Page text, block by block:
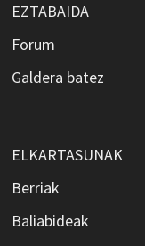
EZTABAIDA
Forum
Galdera batez
ELKARTASUNAK
Berriak
Baliabideak